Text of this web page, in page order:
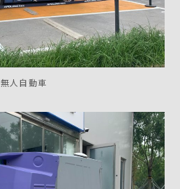
無人自動車